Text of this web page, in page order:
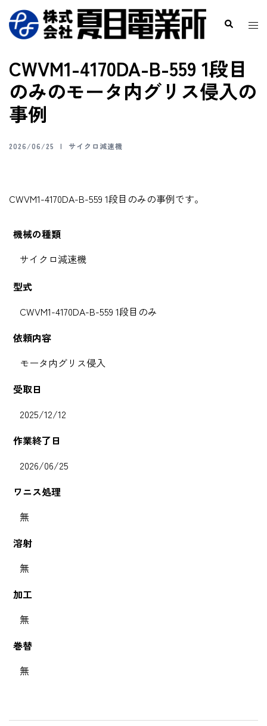
CWVM1-4170DA-B-559 1段目
のみのモータ内グリス侵入の
事例
2026/06/25 サイクロ減速機
CWVM1-4170DA-B-559 1段目のみの事例です。
機械の種類
サイクロ減速機
型式
CWVM1-4170DA-B-559 1段目のみ
依頼内容
モータ内グリス侵入
受取日
2025/12/12
作業終了日
2026/06/25
ワニス処理
無
溶射
無
加工
無
巻替
無